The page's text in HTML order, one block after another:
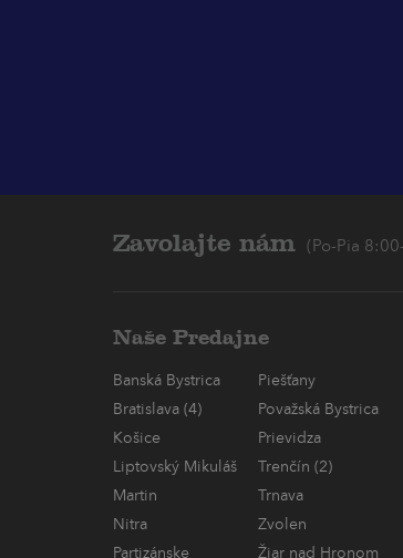
Zavolajte nám (Po-Pia
Naše Predajne
Banská Bystrica
Piešťany
Bratislava (4)
Považská Bystrica
Košice
Prievidza
Liptovský Mikuláš
Trenčín (2)
Martin
Trnava
Nitra
Zvolen
Partizánske
Žiar nad Hronom